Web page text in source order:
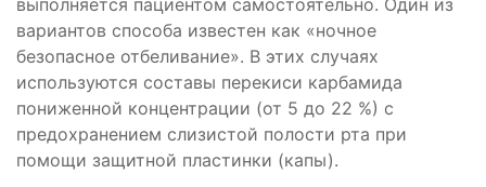
выполняется пациентом самостоятельно. Один из
вариантов способа известен как «ночное
безопасное отбеливание». В этих случаях
используются составы перекиси карбамида
пониженной концентрации (от 5 до 22 %) с
предохранением слизистой полости рта при
помощи защитной пластинки (капы).